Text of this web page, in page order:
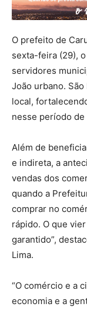
O prefeito de
sexta-feira (29),
servidores
João urbano.
local,
nesse período
Além de
e indireta, a
vendas dos
quando a
comprar no
rápido. O que
garantido”,
Lima.
“O comércio e a
economia e a